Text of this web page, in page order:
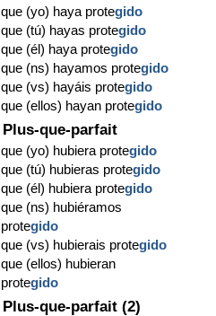
que (yo) haya protegido
que (tú) hayas protegido
que (él) haya protegido
que (ns) hayamos protegido
que (vs) hayáis protegido
que (ellos) hayan protegido
Plus-que-parfait
que (yo) hubiera protegido
que (tú) hubieras protegido
que (él) hubiera protegido
que (ns) hubiéramos
protegido
que (vs) hubierais protegido
que (ellos) hubieran
protegido
Plus-que-parfait (2)